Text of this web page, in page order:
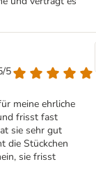
5
meine ehrliche
frisst fast
sie sehr gut
die Stückchen
sie frisst